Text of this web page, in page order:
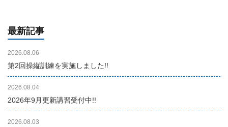
最新記事
2026.08.06
第2回操縦訓練を実施しました!!
2026.08.04
2026年9月更新講習受付中!!
2026.08.03